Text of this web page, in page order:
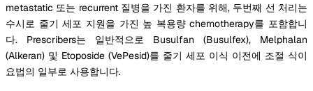
metastatic 또는 recurrent 질병을 가진 환자를 위해, 두번째 선 처리는
수시로 줄기 세포 지원을 가진 높 복용량 chemotherapy를 포함합니
다. Prescribers는 일반적으로 Busulfan (Busulfex), Melphalan
(Alkeran) 및 Etoposide (VePesid)를 줄기 세포 이식 이전에 조절 식이
요법의 일부로 사용합니다.